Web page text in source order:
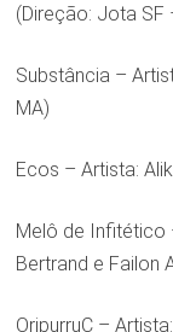
(Direção: Jota SF
Substância –
MA)
Ecos – Artista:
Melô de Infitético
Bertrand e Failon
OripurruC –